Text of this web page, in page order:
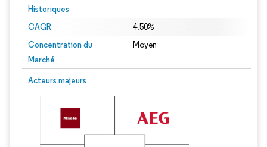
Historiques
CAGR 4.50%
Concentration du
Marché
Moyen
Acteurs majeurs